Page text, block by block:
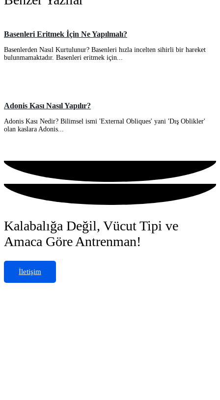
Basenleri Eritmek İçin Ne Yapılmalı?
Basenlerden Nasıl Kurtulunur? Basenleri hızla incelten sihirli bir hareket
bulunmamaktadır. Basenleri eritmek için...
Adonis Kası Nasıl Yapılır?
Adonis Kası Nedir? Bilimsel ismi 'External Obliques' yani 'Dış Oblikler'
olan kaslara Adonis...
Kalabalığa Değil, Vücut Tipi ve
Amaca Göre Antrenman!
İletişim